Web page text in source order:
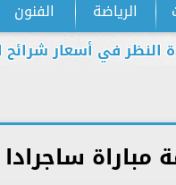
الرياضة الفنون
أسعار شرائح
مباراة ساجرادا